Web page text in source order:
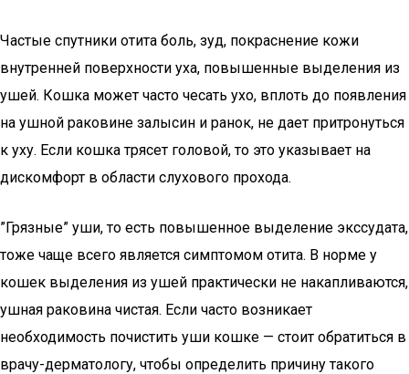
Частые спутники отита боль, зуд, покраснение кожи
внутренней поверхности уха, повышенные выделения из
ушей. Кошка может часто чесать ухо, вплоть до появления
на ушной раковине залысин и ранок, не дает притронуться
к уху. Если кошка трясет головой, то это указывает на
дискомфорт в области слухового прохода.
”Грязные” уши, то есть повышенное выделение экссудата,
тоже чаще всего является симптомом отита. В норме у
кошек выделения из ушей практически не накапливаются,
ушная раковина чистая. Если часто возникает
необходимость почистить уши кошке — стоит обратиться в
врачу-дерматологу, чтобы определить причину такого